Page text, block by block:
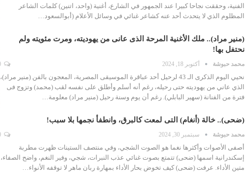
الفنية، وحققت نجاحا كبيرا عند الجمهور في الشارع، أغنية (واحد، اتنين) كلمات الشاعر
المظلوم الذي لا يتحدث أحد عنه كشاعر غنائي في وسائل الأعلام (أبوالسعود…
(منير مراد).. ملك الأغنية المرحة الذى عانى من يهوديته، ومرت مئويته ولم
نحتفل بها!
محمد حبوشة أكتوبر 18, 2024
نحيي اليوم الذكرى الـ 43 لرحيل أحد عباقرة الموسيقى المصرية، المعجون بالفن (منير مراد)،
الذي عاني من يهوديته حتى رحيله، رغم أنه أسلم وأطلق على نفسه لقب (محمد) وتزوج فى
فترة من الفنانة (سهير البابلي). رغم أن يوم وسنة رحيل (منير مراد) معلومة…
(ضحى).. خالة (أنغام) التى لمعت كالبرق، وانطفأ نجمها بلا سبب!
محمد حبوشة سبتمبر 30, 2024
أصفى الأصوات وأكثرها نغما هو الصوت الشجي، وفي منتصف الستينات ظهرت مطربة
إسكندرانية اسمها (ضحى) تتمتع بصوت غنائي عذب النبرات، شجي، وفير النغم، واضح الصفاء،
متين الأداء. عرفت (ضحى) كيف تخوض بحار الأداء بمهارة ربان ماهر لا توقفه الأنواء…